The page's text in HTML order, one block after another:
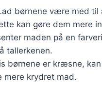
børnene være med
kan gøre dem mere
maden på en
tallerkenen.
børnene er kræsne,
mere krydret mad.